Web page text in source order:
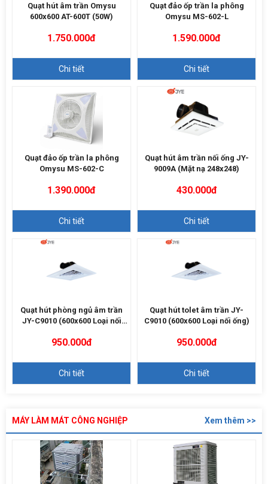
Quạt hút âm trần Omysu
600x600 AT-600T (50W)
1.750.000đ
Chi tiết
Quạt đảo ốp trần la phông
Omysu MS-602-L
1.590.000đ
Chi tiết
Quạt đảo ốp trần la phông
Omysu MS-602-C
1.390.000đ
Chi tiết
Quạt hút âm trần nối ống JY-
9009A (Mặt nạ 248x248)
430.000đ
Chi tiết
Quạt hút phòng ngủ âm trần
JY-C9010 (600x600 Loại nối
950.000đ
Chi tiết
Quạt hút tolet âm trần JY-
C9010 (600x600 Loại nối ống)
950.000đ
Chi tiết
MÁY LÀM MÁT CÔNG NGHIỆP Xem thêm >>